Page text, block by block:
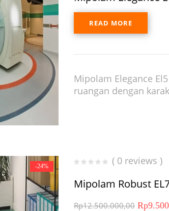
READ MORE
Mipolam Elegance
ruangan dengan
-24% ( 0 reviews )
Mipolam Robust
Rp12.500.000,00 Rp